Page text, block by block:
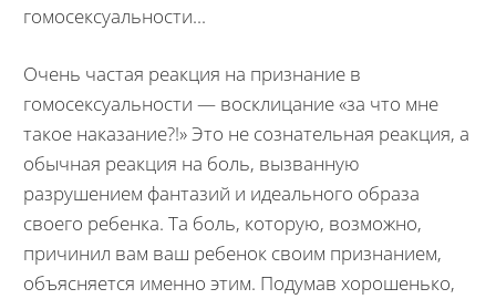
гомосексуальности...
Очень частая реакция на признание в
гомосексуальности — восклицание «за что мне
такое наказание?!» Это не сознательная реакция, а
обычная реакция на боль, вызванную
разрушением фантазий и идеального образа
своего ребенка. Та боль, которую, возможно,
причинил вам ваш ребенок своим признанием,
объясняется именно этим. Подумав хорошенько,